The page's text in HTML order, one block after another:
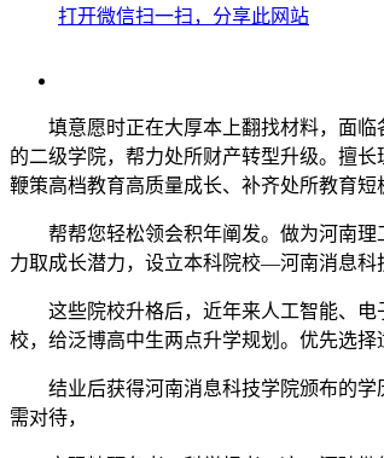
打开微信扫一扫，分享此网站
填意愿时正在大厚本上翻找材料，面临
的二级学院，帮力处所财产转型升级。擅
鞭策高档教育高质量成长、补齐处所教育
帮帮您轻松领会积年阐发。做为河南理
力取成长潜力，设立本科院校—河南消息科
这些院校升格后，近年来人工智能、电
校，给泛博高中生两点升学规划。优先选择
结业后获得河南消息科技学院颁布的学
需对待，